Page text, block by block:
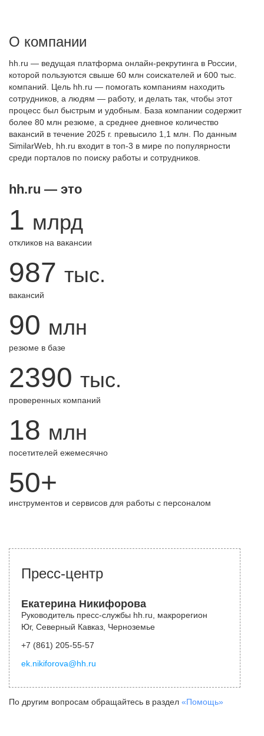
О компании
hh.ru — ведущая платформа онлайн-рекрутинга в России,
которой пользуются свыше 60 млн соискателей и 600 тыс.
компаний. Цель hh.ru — помогать компаниям находить
сотрудников, а людям — работу, и делать так, чтобы этот
процесс был быстрым и удобным. База компании содержит
более 80 млн резюме, а среднее дневное количество
вакансий в течение 2025 г. превысило 1,1 млн. По данным
SimilarWeb, hh.ru входит в топ-3 в мире по популярности
среди порталов по поиску работы и сотрудников.
hh.ru — это
1 млрд
откликов на вакансии
987 тыс.
вакансий
90 млн
резюме в базе
2390 тыс.
проверенных компаний
18 млн
посетителей ежемесячно
50+
инструментов и сервисов для работы с персоналом
Пресс-центр
Екатерина Никифорова
Руководитель пресс-службы hh.ru, макрорегион
Юг, Северный Кавказ, Черноземье
+7 (861) 205-55-57
ek.nikiforova@hh.ru
По другим вопросам обращайтесь в раздел «Помощь»